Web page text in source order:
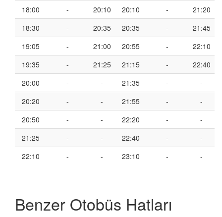
18:00
- 20:10 20:10 -
21:20
18:30
- 20:35 20:35 -
21:45
19:05
- 21:00 20:55 -
22:10
19:35
- 21:25 21:15 -
22:40
20:00
- - 21:35 -
-
20:20
- - 21:55 -
-
20:50
- - 22:20 -
-
21:25
- - 22:40 -
-
22:10
- - 23:10 - -
Benzer Otobüs Hatları